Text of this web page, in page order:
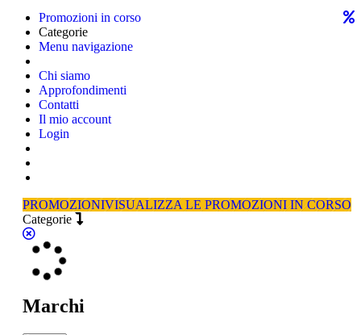
Promozioni in corso
Categorie
Menu navigazione
Chi siamo
Approfondimenti
Contatti
Il mio account
Login
PROMOZIONIVISUALIZZA LE PROMOZIONI IN CORSO
Categorie
Marchi